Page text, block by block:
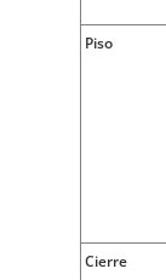
Piso
Cierre